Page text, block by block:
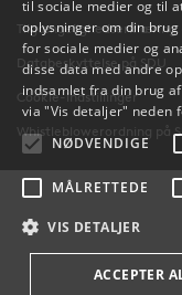
Tilgængelighedserklæring
Databeskyttelse på SDU
Cookie-indstillinger
Whistleblowerordning på
til sociale medier og til
oplysninger om din
for sociale medier og
disse data med andre
indsamlet fra din brug
via "Vis detaljer" neden
NØDVENDIGE
MÅLRETTEDE
VIS DETALJER
ACCEPTER